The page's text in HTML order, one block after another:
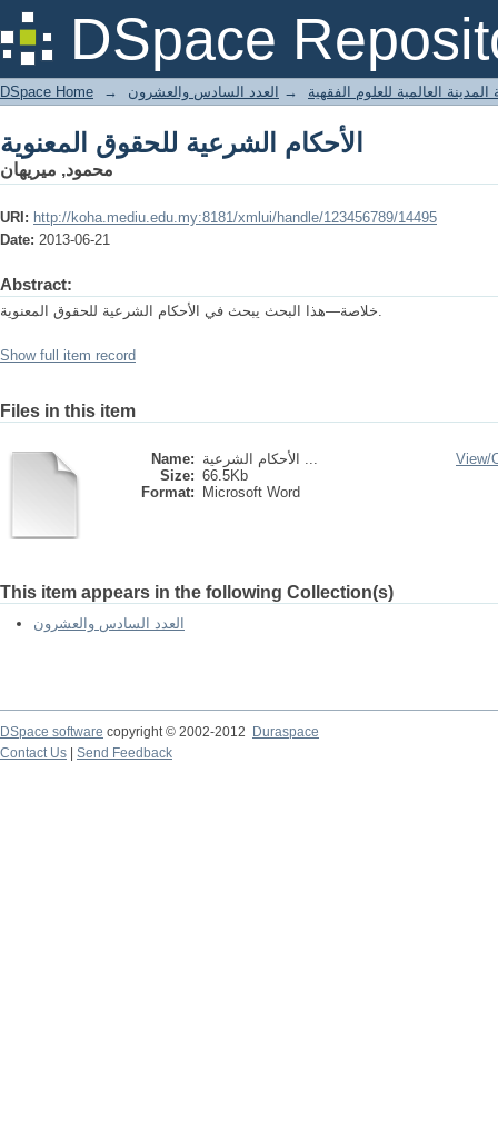
DSpace
الأحكام الشرعية للحقوق المعنوية
DSpace Home → العالمية للعلوم الفقهية → العدد السادس والعشرون
الأحكام الشرعية للحقوق المعنوية
محمود, ميريهان
URI: http://koha.mediu.edu.my:8181/xmlui/handle/123456789/14495
Date: 2013-06-21
Abstract:
خلاصة—هذا البحث يبحث في الأحكام الشرعية للحقوق المعنوية.
Show full item record
Files in this item
Name:
الأحكام الشرعية ...
Size: 66.5Kb
Format:
Microsoft Word
View/
This item appears in the following Collection(s)
العدد السادس والعشرون
DSpace software copyright © 2002-2012
Duraspace
Contact Us
Send Feedback